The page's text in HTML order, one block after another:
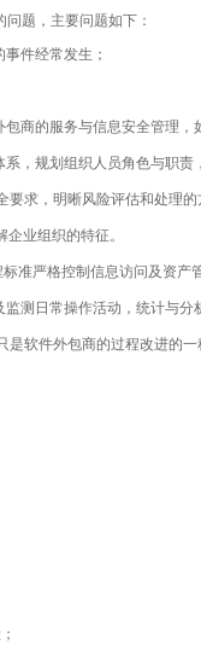
题，主要问题如下：
件经常发生；
商的服务与信息安全管理，
，规划组织人员角色与职责
求，明晰风险评估和处理的
业组织的特征。
严格控制信息访问及资产管
测日常操作活动，统计与分
是软件外包商的过程改进的